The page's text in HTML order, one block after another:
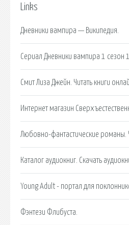
Links
Дневники вампира — Википедия.
Сериал Дневники вампира 1 сезон
Смит Лиза Джейн. Читать книги
Интернет магазин
Любовно-фантастические романы.
Каталог аудиокниг. Скачать
Young Adult - портал для
Фэнтези Флибуста.